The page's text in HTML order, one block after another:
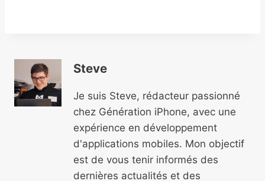
Steve
Je suis Steve, rédacteur passionné
chez Génération iPhone, avec une
expérience en développement
d'applications mobiles. Mon objectif
est de vous tenir informés des
dernières actualités et des